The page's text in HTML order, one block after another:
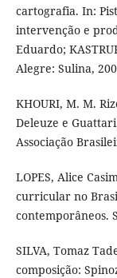
cartografia. In:
intervenção e
Eduardo;
Alegre: Sulina,
KHOURI, M. M.
Deleuze e
Associação
LOPES, Alice
curricular no
contemporâneos.
SILVA, Tomaz
composição: